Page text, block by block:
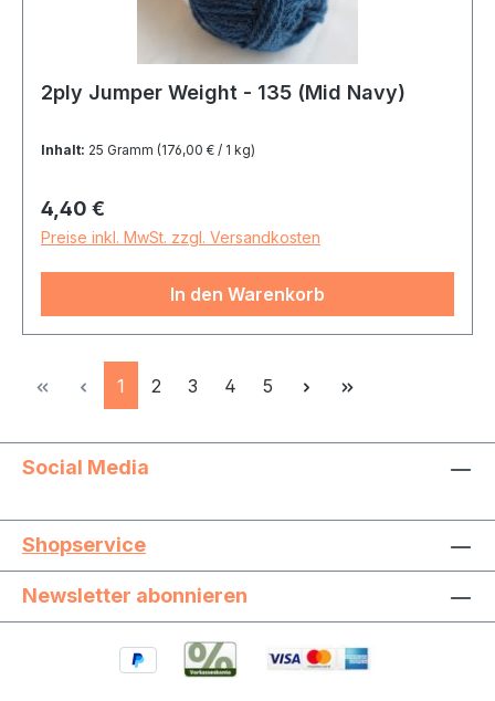
2ply Jumper Weight - 135 (Mid Navy)
Inhalt: 25 Gramm (176,00 € / 1 kg)
Regulärer Preis:
4,40 €
Preise inkl. MwSt. zzgl. Versandkosten
In den Warenkorb
Seite
1 Seite
2 Seite
3 Seite
4 Seite
5
Social Media
Shopservice
Newsletter abonnieren